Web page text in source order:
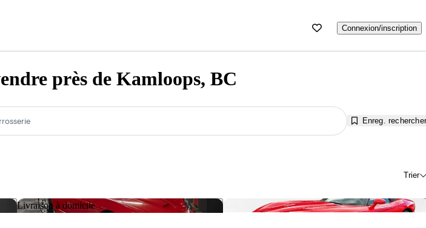
Connexion/inscription
près de Kamloops, BC
Enreg. rechercher
Trier
Enregistrer cette annonce
Livraison à domicile Enregistrer cette annonce